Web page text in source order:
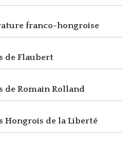
franco-hongroise
de Flaubert
de Romain Rolland
Hongrois de la Liberté